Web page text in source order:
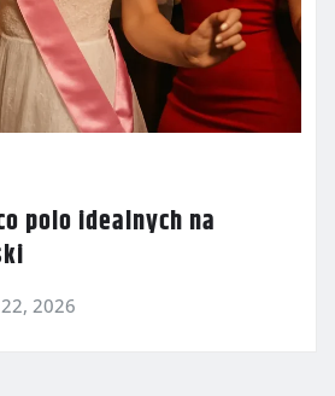
polo idealnych na
2026